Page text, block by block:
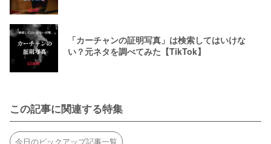
「カーチャンの証明写真」は検索してはいけな
い？元ネタを調べてみた【TikTok】
この記事に関連する特集
今日のピックアップ記事一覧